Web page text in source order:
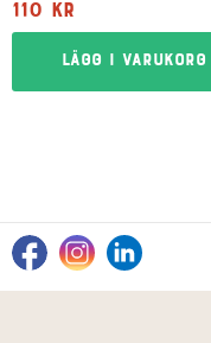
110 kr
Lägg i varukorg